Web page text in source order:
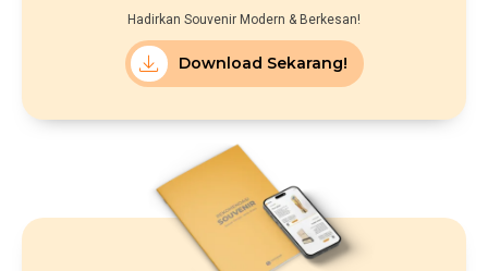
Hadirkan Souvenir Modern & Berkesan!
Download Sekarang!